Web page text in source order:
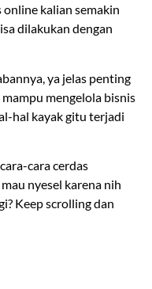
kalian semakin
dilakukan dengan
ya jelas penting
mengelola bisnis
hal kayak gitu terjadi
cara cerdas
nyesel karena nih
Keep scrolling dan